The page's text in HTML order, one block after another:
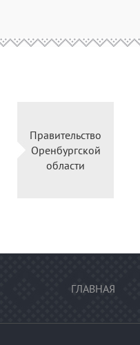
Правительство
Оренбургской
области
ГЛАВНАЯ